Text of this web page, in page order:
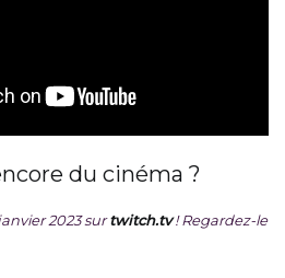
du cinéma ?
2023 surtwitch.tv ! Regardez-le